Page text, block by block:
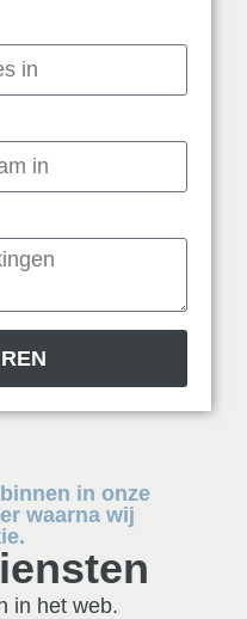
in onze
waarna wij
in het web.